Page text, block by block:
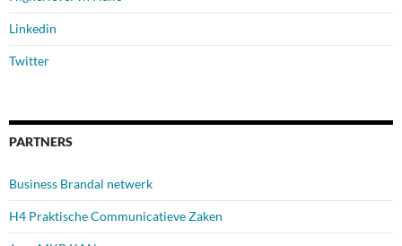
Linkedin
Twitter
PARTNERS
Business Brandal netwerk
H4 Praktische Communicatieve Zaken